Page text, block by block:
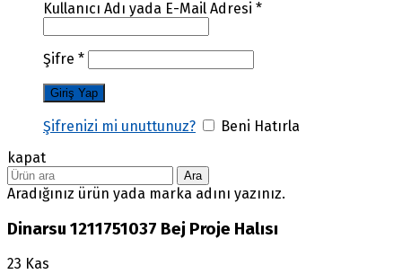
Kullanıcı Adı yada E-Mail Adresi *
Şifre *
Şifrenizi mi unuttunuz?
Beni Hatırla
kapat
Ara
Aradığınız ürün yada marka adını yazınız.
Dinarsu 1211751037 Bej Proje Halısı
23 Kas